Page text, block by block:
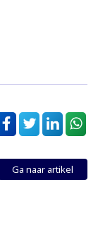
Ga naar artikel